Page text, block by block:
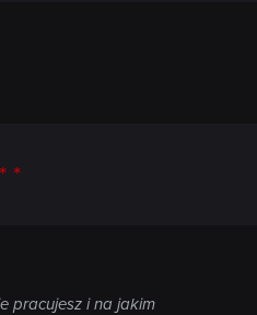
*
pracujesz i na jakim